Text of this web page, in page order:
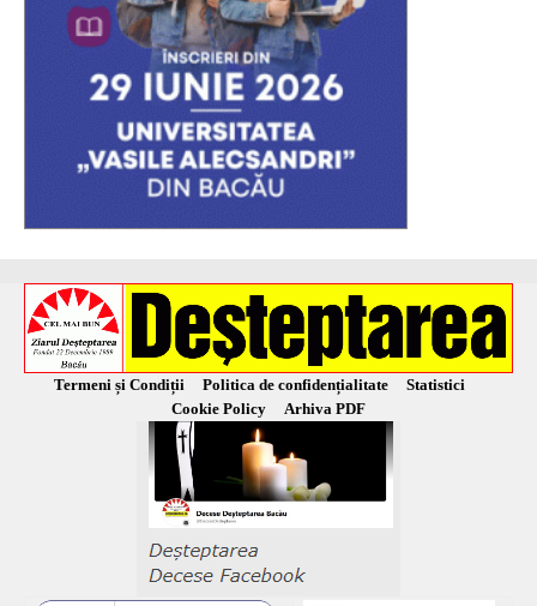
Termeni și Condiții Politica de confidențialitate
Statistici
Cookie Policy
Arhiva PDF